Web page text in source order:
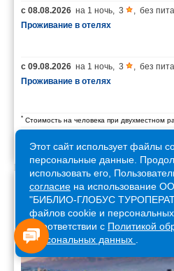
с 08.08.2026 на 1 ночь 3
без
Проживание в отелях
с 09.08.2026 на 1 ночь 3
без
Проживание в отелях
* Стоимость на человека при двухместном
Этот сайт использует файлы
персональные данные.
использовать его,
согласие на использование
"БИБЛИО-ГЛОБУС
файлов cookie и
в соответствии с Политикой
персональных данных